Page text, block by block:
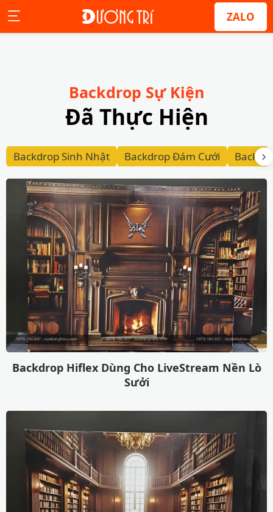
ZALO
Backdrop Sự Kiện
Đã Thực Hiện
Backdrop Sinh Nhật Backdrop Đám Cưới
Backdrop Hiflex Dùng Cho LiveStream Nền Lò
Sưởi